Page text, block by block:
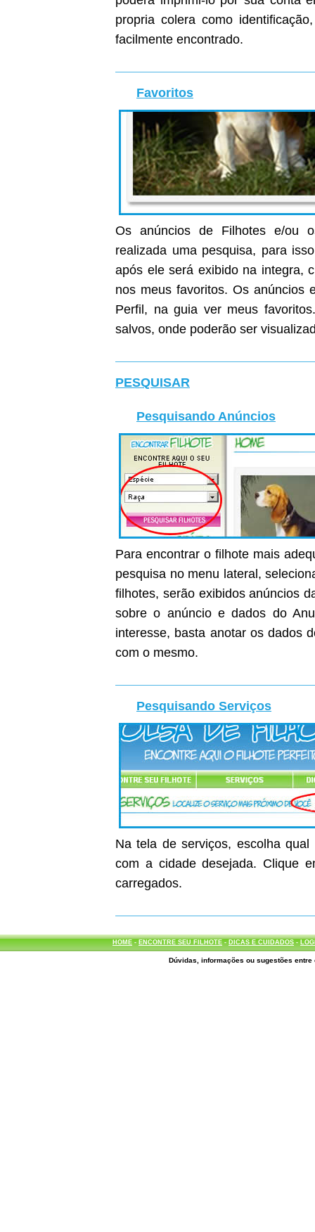
propria colera como
facilmente encontrado.
Favoritos
Os anúncios de Filhotes e/ou
realizada uma pesquisa, para
após ele será exibido na integra,
nos meus favoritos. Os
Perfil, na guia ver meus
salvos, onde poderão ser
PESQUISAR
Pesquisando Anúncios
Para encontrar o filhote mais
pesquisa no menu lateral,
filhotes, serão exibidos anúncios
sobre o anúncio e dados do
interesse, basta anotar os dados
com o mesmo.
Pesquisando Serviços
Na tela de serviços, escolha
com a cidade desejada. Clique
carregados.
HOME- ENCONTRE SEU FILHOTE- DICAS E CUIDADOS-
Dúvidas, informações ou sugestões